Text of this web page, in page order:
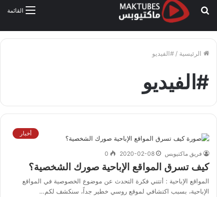
القائمة
بحث
الرئيسية / #الفيديو
#الفيديو
أخبار
فريق ماكتيوبس 2020-02-08
0
كيف تسرق المواقع الإباحية صورك الشخصية؟
المواقع الإباحية : أتتني فكرة التحدث عن موضوع الخصوصية في المواقع
الإباحية، بسبب اكتشافي لموقع روسي خطير جداً، سنكشف لكم…